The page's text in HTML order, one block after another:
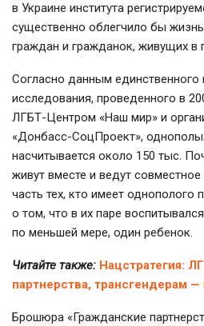
в Украине института
существенно облегчило бы
граждан и гражданок, живущих в
Согласно данным единственного
исследования, проведенного в
ЛГБТ-Центром «Наш мир» и
«Донбасс-СоцПроект»,
насчитывается около 150 тыс.
живут вместе и ведут
часть тех, кто имеет однополого
о том, что в их паре
по меньшей мере, один ребенок.
Читайте также: Нацстратегия:
партнерства, трансгендерам
Брошюра «Гражданские